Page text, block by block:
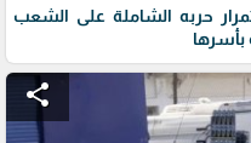
حربه الشاملة على الشعب
share